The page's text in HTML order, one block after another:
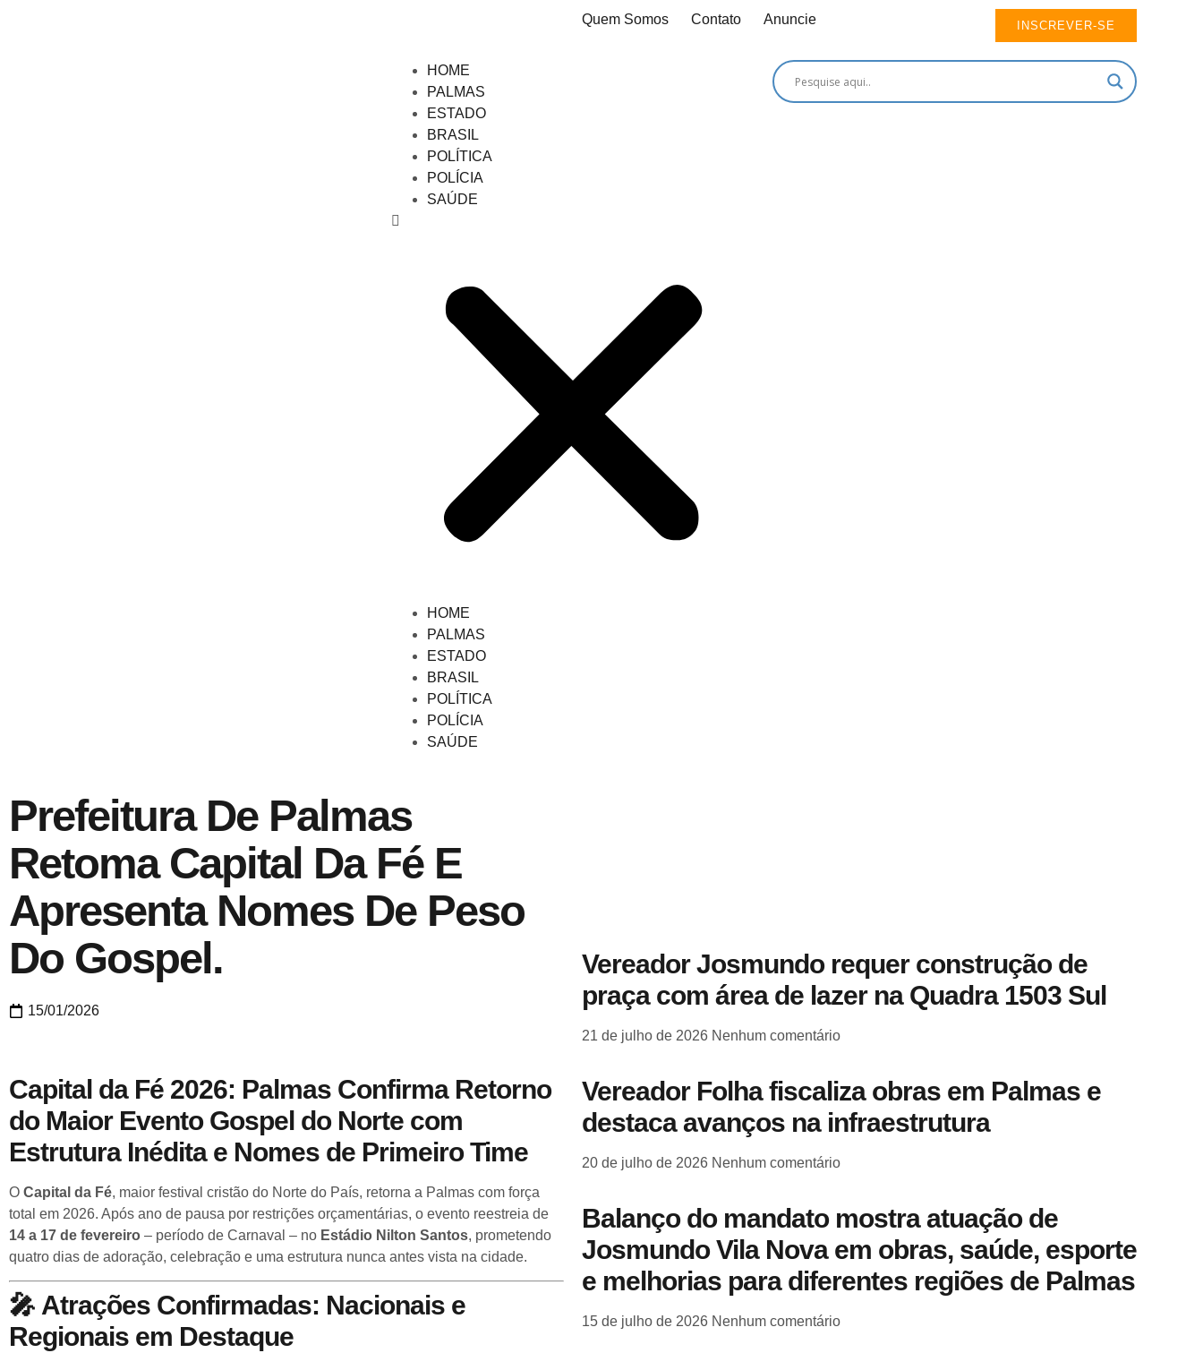
Quem Somos Contato Anuncie INSCREVER-SE
HOME
PALMAS
ESTADO
BRASIL
POLÍTICA
POLÍCIA
SAÚDE
HOME
PALMAS
ESTADO
BRASIL
POLÍTICA
POLÍCIA
SAÚDE
Prefeitura De Palmas
Retoma Capital Da Fé E
Apresenta Nomes De Peso
Do Gospel.
15/01/2026
Capital da Fé 2026: Palmas Confirma Retorno
do Maior Evento Gospel do Norte com
Estrutura Inédita e Nomes de Primeiro Time
O Capital da Fé, maior festival cristão do Norte do País, retorna a Palmas com força
total em 2026. Após ano de pausa por restrições orçamentárias, o evento reestreia de
14 a 17 de fevereiro – período de Carnaval – no Estádio Nilton Santos, prometendo
quatro dias de adoração, celebração e uma estrutura nunca antes vista na cidade.
🎤 Atrações Confirmadas: Nacionais e
Regionais em Destaque
Vereador Josmundo requer construção de
praça com área de lazer na Quadra 1503 Sul
21 de julho de 2026 Nenhum comentário
Vereador Folha fiscaliza obras em Palmas e
destaca avanços na infraestrutura
20 de julho de 2026 Nenhum comentário
Balanço do mandato mostra atuação de
Josmundo Vila Nova em obras, saúde, esporte
e melhorias para diferentes regiões de Palmas
15 de julho de 2026 Nenhum comentário